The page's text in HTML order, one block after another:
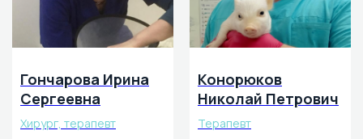
Гончарова Ирина
Сергеевна
Хирург, терапевт
Конорюков
Николай Петрович
Терапевт